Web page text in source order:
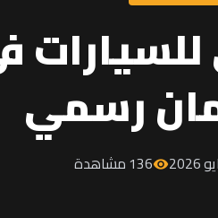
visibility136 مشاهدة